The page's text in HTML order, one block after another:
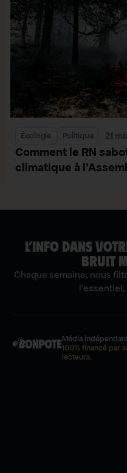
Écologie Politique 21
Comment le RN
climatique à
L’INFO DANS
BRUIT
Chaque semaine, nous
Média
100% financé par
lecteurs.